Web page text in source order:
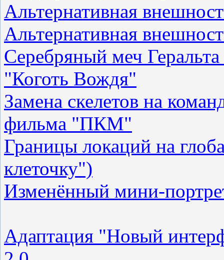
Альтернативная
Альтернативная
Серебряный меч
"Коготь Вождя"
Замена скелетов на
фильма "ПКМ"
Границы локаций на
клеточку")
Изменённый мини-
Адаптация "Новый